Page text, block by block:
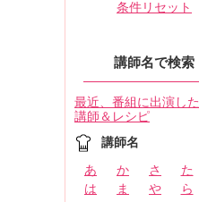
条件リセット
講師名で検索
最近、番組に出演した
講師＆レシピ
講師名
あ か さ た
は
ま や ら